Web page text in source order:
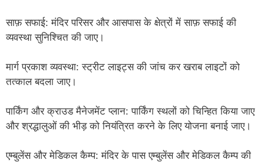
साफ़ सफाई: मंदिर परिसर और आसपास के क्षेत्रों में साफ़ सफाई की
व्यवस्था सुनिश्चित की जाए।
मार्ग प्रकाश व्यवस्था: स्ट्रीट लाइट्स की जांच कर खराब लाइटों को
तत्काल बदला जाए।
पार्किंग और क्राउड मैनेजमेंट प्लान: पार्किंग स्थलों को चिन्हित किया जाए
और श्रद्धालुओं की भीड़ को नियंत्रित करने के लिए योजना बनाई जाए।
एम्बुलेंस और मेडिकल कैम्प: मंदिर के पास एम्बुलेंस और मेडिकल कैम्प की